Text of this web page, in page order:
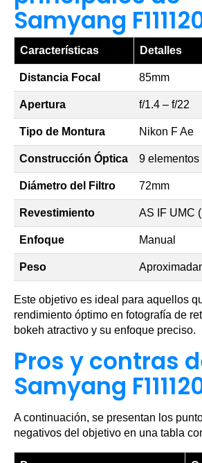
Samyang
Características Detalles
Distancia Focal 85mm
Apertura f/1.4 – f/22
Tipo de Montura Nikon F Ae
Construcción Óptica 9
Diámetro del Filtro 72mm
Revestimiento AS IF UMC
Enfoque Manual
Peso
Este objetivo es ideal para aquellos
rendimiento óptimo en fotografía de
bokeh atractivo y su enfoque preciso.
Pros y contras
Samyang
A continuación, se presentan los
negativos del objetivo en una tabla